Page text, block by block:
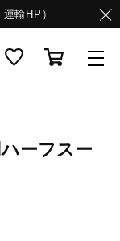
輸HP）
ハーフスー